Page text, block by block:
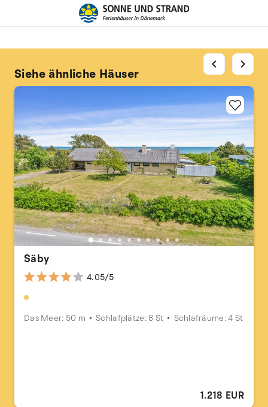
Siehe ähnliche Häuser
Säby
4.05/5
Das Meer: 50 m Schlafplätze: 8 St Schlafräume: 4 St
1.218 EUR
chevron_left chevron_right